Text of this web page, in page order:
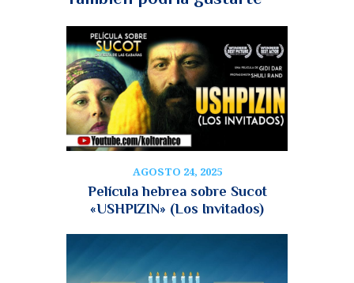
AGOSTO 24, 2025
Película hebrea sobre Sucot
«USHPIZIN» (Los Invitados)